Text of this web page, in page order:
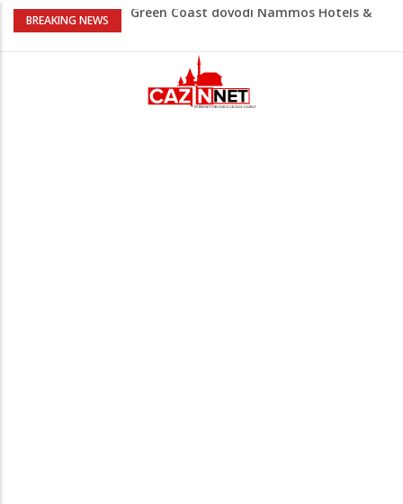
BREAKING NEWS
Green Coast dovodi Nammos Hotels &
nastaje nova lifestyle destinacija
Viktor Orban snimljen u
neprepoznatljivom izdanju u Srbiji:
Muzičari mu svirali na uho, on uživao u